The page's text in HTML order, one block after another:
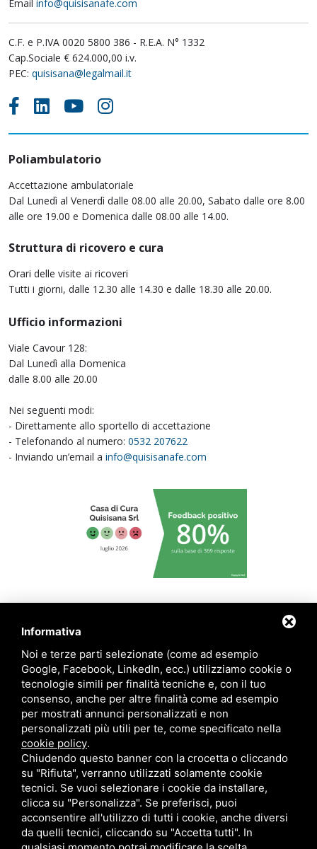
Email info@quisisanafe.com
C.F. e P.IVA 0020 5800 386 - R.E.A. N° 1332
Cap.Sociale € 624.000,00 i.v.
PEC: quisisana@legalmail.it
Poliambulatorio
Accettazione ambulatoriale
Dal Lunedì al Venerdì dalle 08.00 alle 20.00, Sabato dalle ore 8.00
alle ore 19.00 e Domenica dalle 08.00 alle 14.00.
Struttura di ricovero e cura
Orari delle visite ai ricoveri
Tutti i giorni, dalle 12.30 alle 14.30 e dalle 18.30 alle 20.00.
Ufficio informazioni
Viale Cavour 128:
Dal Lunedì alla Domenica
dalle 8.00 alle 20.00
Nei seguenti modi:
- Direttamente allo sportello di accettazione
- Telefonando al numero: 0532 207622
- Inviando un’email a info@quisisanafe.com
Informativa
Noi e terze parti selezionate (come ad esempio
Google, Facebook, LinkedIn, ecc.) utilizziamo cookie o
tecnologie simili per finalità tecniche e, con il tuo
consenso, anche per altre finalità come ad esempio
per mostrati annunci personalizzati e non
personalizzati più utili per te, come specificato nella
cookie policy.
Chiudendo questo banner con la crocetta o cliccando
su "Rifiuta", verranno utilizzati solamente cookie
tecnici. Se vuoi selezionare i cookie da installare,
clicca su "Personalizza". Se preferisci, puoi
acconsentire all'utilizzo di tutti i cookie, anche diversi
da quelli tecnici, cliccando su "Accetta tutti". In